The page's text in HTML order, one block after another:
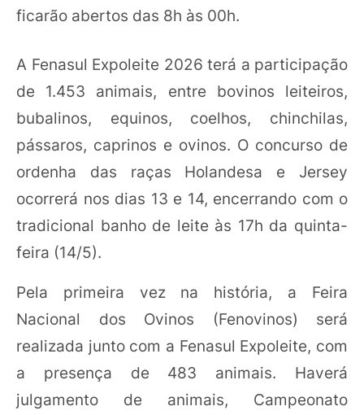
ficarão abertos das 8h às 00h.
A Fenasul Expoleite 2026 terá a participação
de 1.453 animais, entre bovinos leiteiros,
bubalinos, equinos, coelhos, chinchilas,
pássaros, caprinos e ovinos. O concurso de
ordenha das raças Holandesa e Jersey
ocorrerá nos dias 13 e 14, encerrando com o
tradicional banho de leite às 17h da quinta-
feira (14/5).
Pela primeira vez na história, a Feira
Nacional dos Ovinos (Fenovinos) será
realizada junto com a Fenasul Expoleite, com
a presença de 483 animais. Haverá
julgamento de animais, Campeonato